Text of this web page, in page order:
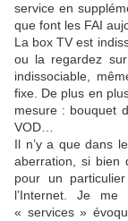
service en
que font les FAI
La box TV est
ou la regardez sur
indissociable,
fixe. De plus en
mesure : bouquet
VOD…
Il n’y a que dans
aberration, si bien
pour un
l’Internet. Je
« services »